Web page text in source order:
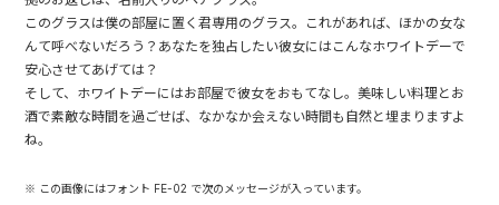
このグラスは僕の部屋に置く君専用のグラス。これがあれば、ほかの女な
んて呼べないだろう？あなたを独占したい彼女にはこんなホワイトデーで
安心させてあげては？
そして、ホワイトデーにはお部屋で彼女をおもてなし。美味しい料理とお
酒で素敵な時間を過ごせば、なかなか会えない時間も自然と埋まりますよ
ね。
※ この画像にはフォント FE-02 で次のメッセージが入っています。